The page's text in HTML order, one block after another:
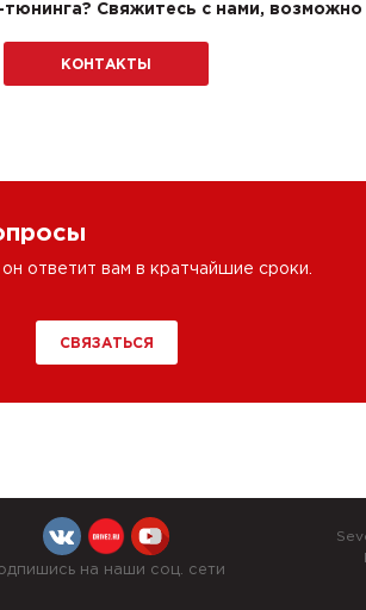
Свяжитесь с нами,
КОНТАКТЫ
ответит вам в кратчайшие сроки.
СВЯЗАТЬСЯ
на наши соц. сети